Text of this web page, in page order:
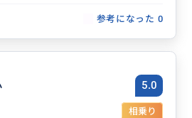
参考になった 0
5.0
相乗り